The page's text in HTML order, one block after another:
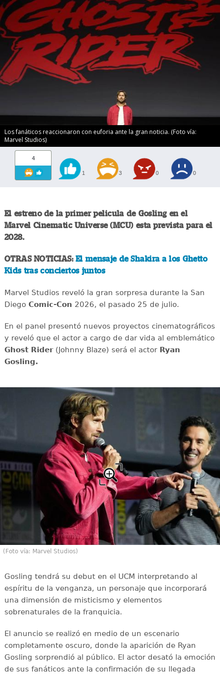
Los fanáticos reaccionaron con euforia ante la gran noticia. (Foto vía:
Marvel Studios)
4
1 3 0 0
El estreno de la primer pelicula de Gosling en el
Marvel Cinematic Universe (MCU) esta prevista para el
2028.
OTRAS NOTICIAS: El mensaje de Shakira a los Ghetto
Kids tras conciertos juntos
Marvel Studios reveló la gran sorpresa durante la San
Diego Comic-Con 2026, el pasado 25 de julio.
En el panel presentó nuevos proyectos cinematográficos
y reveló que el actor a cargo de dar vida al emblemático
Ghost Rider(Johnny Blaze) será el actor Ryan
Gosling.
(Foto vía: Marvel Studios)
Gosling tendrá su debut en el UCM interpretando al
espíritu de la venganza, un personaje que incorporará
una dimensión de misticismo y elementos
sobrenaturales de la franquicia.
El anuncio se realizó en medio de un escenario
completamente oscuro, donde la aparición de Ryan
Gosling sorprendió al público. El actor desató la emoción
de sus fanáticos ante la confirmación de su llegada